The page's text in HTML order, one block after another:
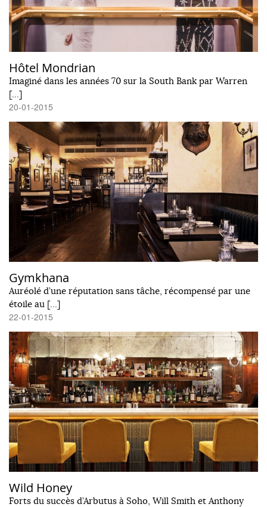
Hôtel Mondrian
Imaginé dans les années 70 sur la South Bank par Warren
[…]
20-01-2015
Gymkhana
Auréolé d’une réputation sans tâche, récompensé par une
étoile au […]
22-01-2015
Wild Honey
Forts du succès d’Arbutus à Soho, Will Smith et Anthony